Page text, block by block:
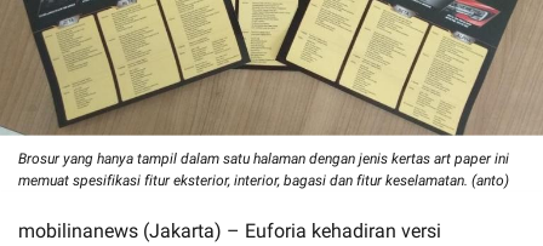
Brosur yang hanya tampil dalam satu halaman dengan jenis kertas art paper ini
memuat spesifikasi fitur eksterior, interior, bagasi dan fitur keselamatan. (anto)
mobilinanews (Jakarta) – Euforia kehadiran versi